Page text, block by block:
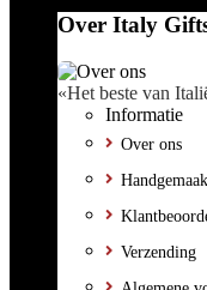
Over Italy
«Het beste van
Informatie
Over ons
Verzending